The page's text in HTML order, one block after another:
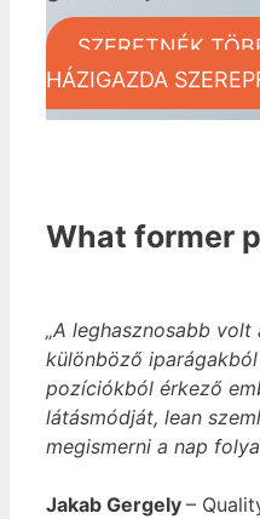
SZERETNÉK
HÁZIGAZDA
What former
„A leghasznosabb volt
különböző
pozíciókból érkező
látásmódját, lean
megismerni a nap
Jakab Gergely –